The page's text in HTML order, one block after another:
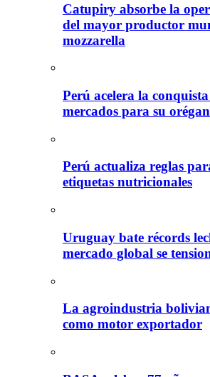
Catupiry absorbe la
del mayor productor
mozzarella
Perú acelera la
mercados para su
Perú actualiza reglas
etiquetas nutricionales
Uruguay bate récords
mercado global se
La agroindustria
como motor exportador